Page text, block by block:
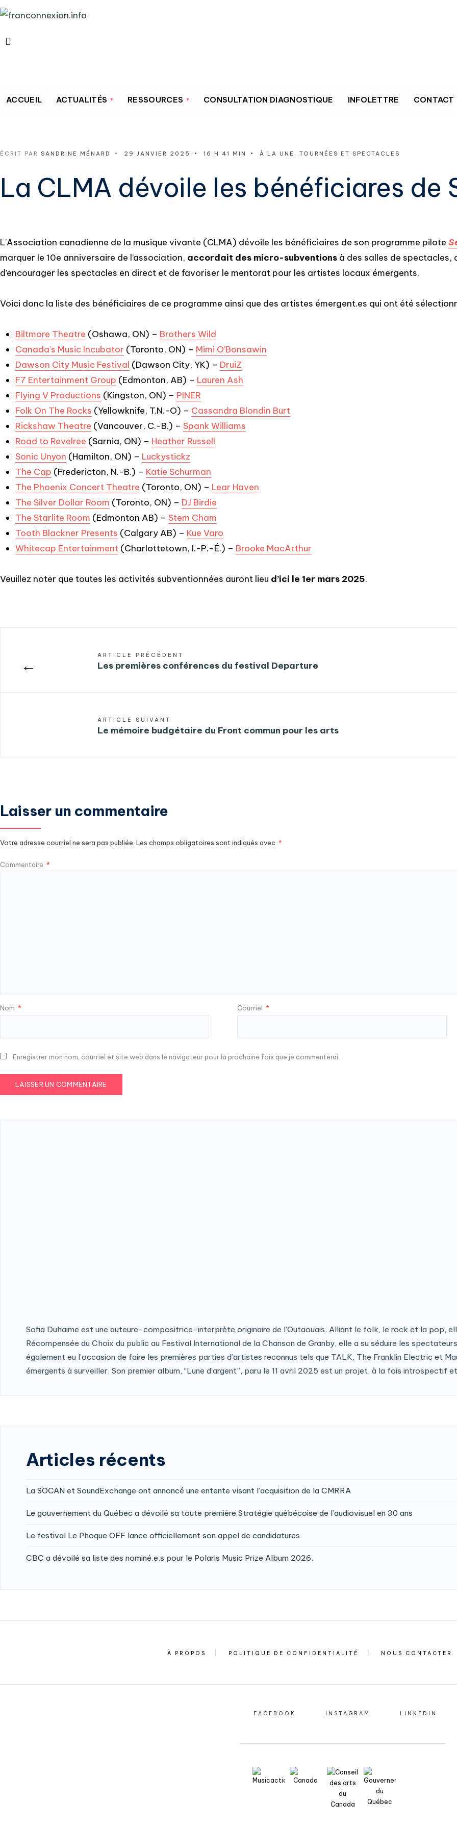
ACCUEIL ACTUALITÉS RESSOURCES CONSULTATION DIAGNOSTIQUE INFOLETTRE CONTACT
ÉCRIT PAR SANDRINE MÉNARD • 29 JANVIER 2025 • 16 H 41 MIN • À LA UNE , TOURNÉES ET SPECTACLES
La CLMA dévoile les bénéficiares de
L’Association canadienne de la musique vivante (CLMA) dévoile les bénéficiaires de son programme pilote
marquer le 10e anniversaire de l’association, accordait des micro-subventions à des salles de
d’encourager les spectacles en direct et de favoriser le mentorat pour les artistes locaux émergents.
Voici donc la liste des bénéficiaires de ce programme ainsi que des artistes émergent.es qui ont été
Biltmore Theatre (Oshawa, ON) – Brothers Wild
Canada’s Music Incubator (Toronto, ON) – Mimi O’Bonsawin
Dawson City Music Festival (Dawson City, YK) – DruiZ
F7 Entertainment Group (Edmonton, AB) – Lauren Ash
Flying V Productions (Kingston, ON) – PINER
Folk On The Rocks (Yellowknife, T.N.-O) – Cassandra Blondin Burt
Rickshaw Theatre (Vancouver, C.-B.) – Spank Williams
Road to Revelree (Sarnia, ON) – Heather Russell
Sonic Unyon (Hamilton, ON) – Luckystickz
The Cap (Fredericton, N.-B.) – Katie Schurman
The Phoenix Concert Theatre (Toronto, ON) – Lear Haven
The Silver Dollar Room (Toronto, ON) – DJ Birdie
The Starlite Room (Edmonton AB) – Stem Cham
Tooth Blackner Presents (Calgary AB) – Kue Varo
Whitecap Entertainment (Charlottetown, I.-P.-É.) – Brooke MacArthur
Veuillez noter que toutes les activités subventionnées auront lieu d’ici le 1er mars 2025.
←
ARTICLE PRÉCÉDENT
Les premières conférences du festival Departure
ARTICLE SUIVANT
Le mémoire budgétaire du Front commun pour les arts
Laisser un commentaire
Votre adresse courriel ne sera pas publiée. Les champs obligatoires sont indiqués avec *
Commentaire *
Nom * Courriel *
Enregistrer mon nom, courriel et site web dans le navigateur pour la prochaine fois que je commenterai.
Sofia Duhaime est une auteure-compositrice-interprète originaire de l’Outaouais. Alliant le folk, le rock et la pop,
Récompensée du Choix du public au Festival International de la Chanson de Granby, elle a su séduire les
également eu l’occasion de faire les premières parties d’artistes reconnus tels que TALK, The Franklin Electric et
émergents à surveiller. Son premier album, “Lune d’argent”, paru le 11 avril 2025 est un projet, à la fois introspectif
Articles récents
La SOCAN et SoundExchange ont annoncé une entente visant l’acquisition de la CMRRA
Le gouvernement du Québec a dévoilé sa toute première Stratégie québécoise de l’audiovisuel en 30 ans
Le festival Le Phoque OFF lance officiellement son appel de candidatures
CBC a dévoilé sa liste des nominé.e.s pour le Polaris Music Prize Album 2026.
À PROPOS POLITIQUE DE CONFIDENTIALITÉ NOUS CONTACTER
FACEBOOK INSTAGRAM LINKEDIN